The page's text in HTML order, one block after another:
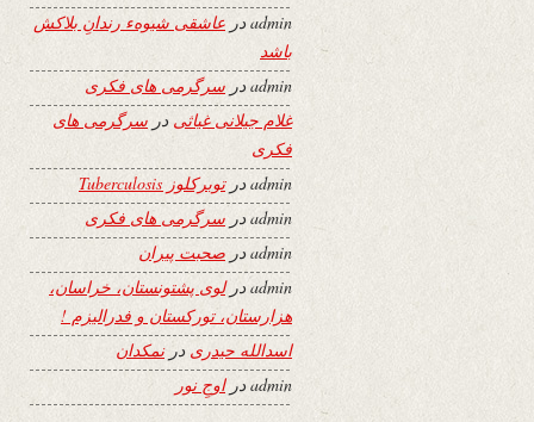
admin در عاشقی شیوهء رندانِ بلاکش
باشد
adminدر سرگرمی های فکری
غلام جیلانی غیاثی در سرگرمی های
فکری
adminدرتوبرکلوز Tuberculosis
admin در سرگرمی های فکری
adminدر صحبت پیران
adminدرلوی پشتونستان، خراسان،
هزارستان، تورکستان و فدرالیزم !
اسدالله حیدری درنمکدان
admin دراوجِ نور